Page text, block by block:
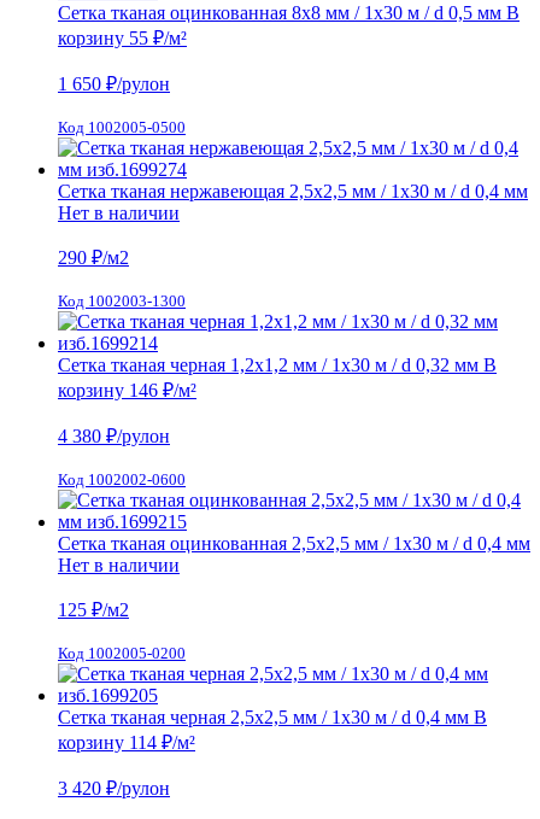
Сетка тканая оцинкованная 8х8 мм / 1х30 м / d 0,5 мм В
корзину 55 ₽/м²
1 650 ₽/рулон
Код 1002005-0500
Сетка тканая нержавеющая 2,5х2,5 мм / 1х30 м / d 0,4 мм
Нет в наличии
290 ₽/м2
Код 1002003-1300
Сетка тканая черная 1,2х1,2 мм / 1х30 м / d 0,32 мм В
корзину 146 ₽/м²
4 380 ₽/рулон
Код 1002002-0600
Сетка тканая оцинкованная 2,5х2,5 мм / 1х30 м / d 0,4 мм
Нет в наличии
125 ₽/м2
Код 1002005-0200
Сетка тканая черная 2,5х2,5 мм / 1х30 м / d 0,4 мм В
корзину 114 ₽/м²
3 420 ₽/рулон